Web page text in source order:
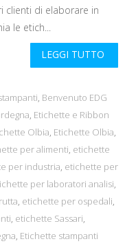
clienti di elaborare in
le etich...
LEGGI TUTTO
, Benvenuto EDG
, Etichette e Ribbon
Olbia, Etichette Olbia,
per alimenti, etichette
per industria, etichette per
per laboratori analisi,
, etichette per ospedali,
, etichette Sassari,
, Etichette stampanti